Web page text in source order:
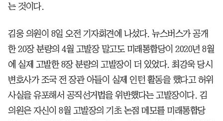
는 것이다.
김웅 의원이 8일 오전 기자회견에 나섰다. 뉴스버스가 공개
한 20장 분량의 4월 고발장 말고도 미래통합당이 2020년 8월
에 실제 고발한 8장 분량의 고발장이 더 있었다. 최강욱 당시
변호사가 조국 전 장관 아들이 실제 인턴 활동을 했다고 허위
사실을 유포해서 공직선거법을 위반했다는 고발장이다. 김
의원은 자신이 8월 고발장의 기초 논점 메모를 미래통합당